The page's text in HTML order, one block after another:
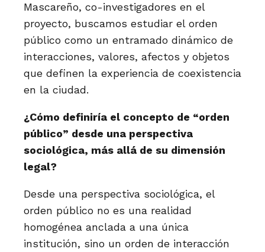
Mascareño, co-investigadores en el
proyecto, buscamos estudiar el orden
público como un entramado dinámico de
interacciones, valores, afectos y objetos
que definen la experiencia de coexistencia
en la ciudad.
¿Cómo definiría el concepto de “orden
público” desde una perspectiva
sociológica, más allá de su dimensión
legal?
Desde una perspectiva sociológica, el
orden público no es una realidad
homogénea anclada a una única
institución, sino un orden de interacción